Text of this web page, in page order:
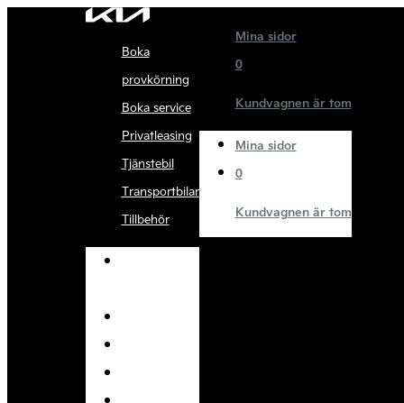
Boka
provkörning
Boka service
Privatleasing
Tjänstebil
Transportbilar
Tillbehör
Mina sidor
0
Kundvagnen är tom
Mina sidor
0
Kundvagnen är tom